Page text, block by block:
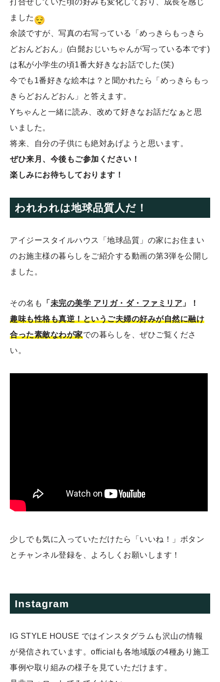
打合せしていた頃の好みも変化しており、成長を感じ
ました
余談ですが、写真の右写っている「めっきらもっきら
どおんどおん」(白髭おじいちゃんが写っている本です)
は私が小学生の頃1番大好きなお話でした(笑)
今でも1番好きな絵本は？と聞かれたら「めっきらもっ
きらどおんどおん」と答えます。
Yちゃんと一緒に読み、改めて好きなお話だなぁと思
いました。
将来、自分の子供にも絶対あげようと思います。
ぜひ来月、今後もご参加ください！
楽しみにお待ちしております！
われわれは地球品質人だ！
アイジースタイルハウス「地球品質」の家にお住まい
のお施主様の暮らしをご紹介する動画の第3弾を公開し
ました。
その名も 「 未完の美学 アリガ・ダ・ファミリア 」！
趣味も性格も真逆！というご夫婦の好みが自然に融け
合った素敵なわが家での暮らしを、ぜひご覧くださ
い。
少しでも気に入っていただけたら「いいね！」ボタン
とチャンネル登録を、よろしくお願いします！
Instagram
IG STYLE HOUSE ではインスタグラムも沢山の情報
が発信されています。officialも各地域版の4種あり施工
事例や取り組みの様子を見ていただけます。